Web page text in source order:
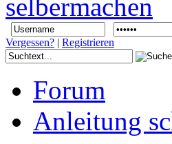
Vergessen? | Registrieren
Forum
Anleitung